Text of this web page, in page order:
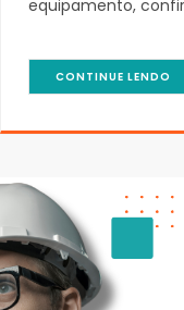
equipamento,
CONTINUE LENDO